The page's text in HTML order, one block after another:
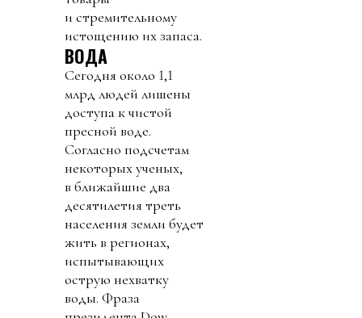
и стремительному
истощению их запаса.
ВОДА
Сегодня около 1,1
млрд людей лишены
доступа к чистой
пресной воде.
Согласно подсчетам
некоторых ученых,
в ближайшие два
десятилетия треть
населения земли будет
жить в регионах,
испытывающих
острую нехватку
воды. Фраза